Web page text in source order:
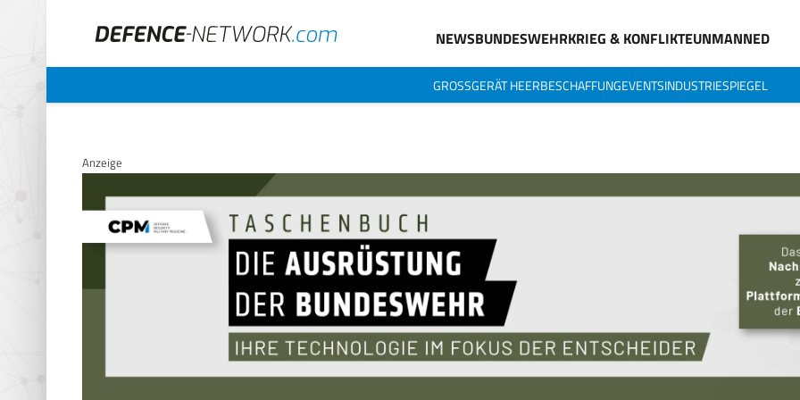
NEWSBUNDESWEHRKRIEG & KONFLIKTEUNMANNED
GROSSGERÄT HEERBESCHAFFUNGEVENTSINDUSTRIESPIEGEL
Anzeige